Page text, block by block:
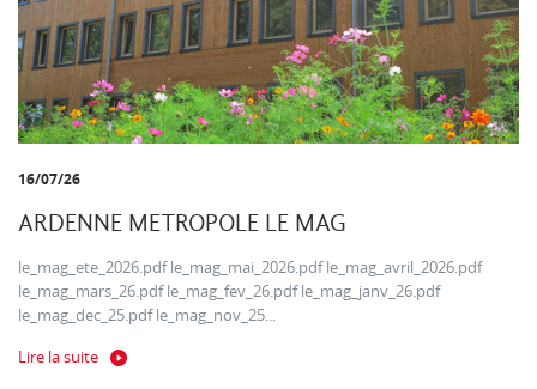
16/07/26
ARDENNE METROPOLE LE MAG
le_mag_ete_2026.pdf le_mag_mai_2026.pdf le_mag_avril_2026.pdf
le_mag_mars_26.pdf le_mag_fev_26.pdf le_mag_janv_26.pdf
le_mag_dec_25.pdf le_mag_nov_25...
Lire la suite